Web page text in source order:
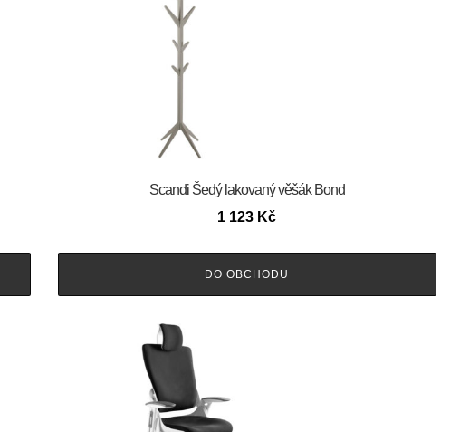
Scandi Šedý lakovaný věšák Bond
1 123 Kč
DO OBCHODU